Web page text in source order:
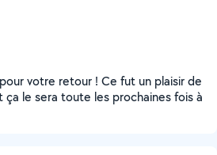
votre retour ! Ce fut un plaisir de
ça le sera toute les prochaines fois à